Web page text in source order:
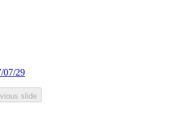
07/29
slide